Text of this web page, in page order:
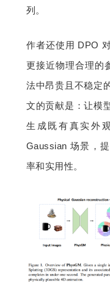
列。
作者还使用 DPO
更接近物理合理的
法中昂贵且不稳定
文的贡献是：让模
生成既有真实外
Gaussian 场景，
率和实用性。